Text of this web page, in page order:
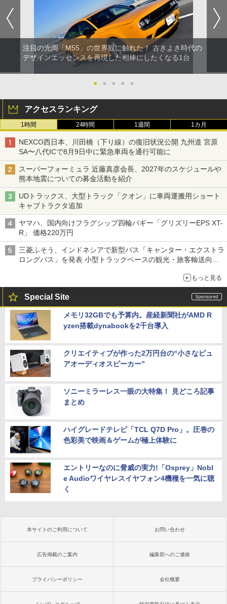
注目の光岡「M55」の世界観に触れた！ 古きよき時代の
デザインエッセンスを再現した相棒にしたくなる1台
● ● ● ● ●
アクセスランキング
1時間 24時間 1週間 1カ月
NEXCO西日本、川田橋（下り線）の復旧状況公開 九州道 宮原
SA〜八代ICで8月9日中に緊急車両を通行可能に
スーパーフォーミュラ 近藤真彦会長、2027年のスケジュールや
熊本地震についての募金活動を紹介
UDトラックス、大型トラック「クオン」に車両運搬用ショート
キャブトラクタ追加
ヤマハ、国内向けフラグシップ四輪バギー「グリズリーEPS XT-
R」 価格220万円
三菱ふそう、インドネシアで新型バス「キャンター・エクストラ
ロングバス」を発表 小型トラックベースの観光・旅客輸送向け
もっと見る
Special Site
メモリ32GBでも予算内。産経新聞社がAMD R
yzen搭載dynabookを2千台導入
クリエイティブが作った2万円台の“小さなピュ
アオーディオスピーカー”
ソニーミラーレス一眼の大特集！ 見どころ記事
まとめ
ハイグレードテレビ「TCL Q7D Pro」。圧巻の
色彩美で映画＆ゲームが極上体験に
エントリーなのに脅威の実力!「Osprey」Nobl
e Audioワイヤレスイヤフォン4機種を一気に聴
く
本サイトのご利用について お問い合わせ
広告掲載のご案内 編集部へのご連絡
プライバシーポリシー 会社概要